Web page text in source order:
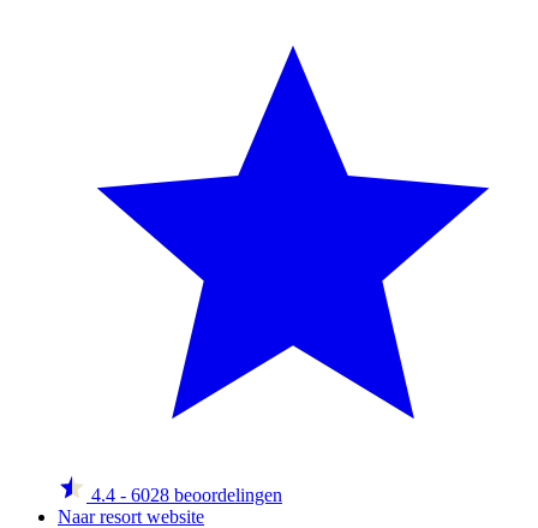
4.4 - 6028 beoordelingen
Naar resort website